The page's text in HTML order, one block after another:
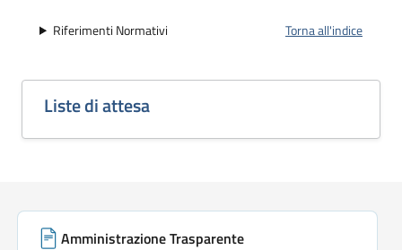
Torna all'indice
Riferimenti Normativi
Liste di attesa
Link di servizio
Amministrazione Trasparente